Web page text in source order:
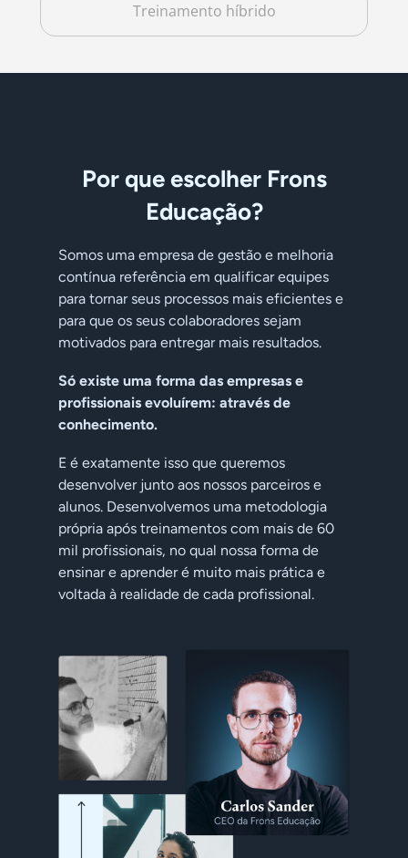
Treinamento híbrido
Por que escolher Frons
Educação?
Somos uma empresa de gestão e melhoria
contínua referência em qualificar equipes
para tornar seus processos mais eficientes e
para que os seus colaboradores sejam
motivados para entregar mais resultados.
Só existe uma forma das empresas e
profissionais evoluírem: através de
conhecimento.
E é exatamente isso que queremos
desenvolver junto aos nossos parceiros e
alunos. Desenvolvemos uma metodologia
própria após treinamentos com mais de 60
mil profissionais, no qual nossa forma de
ensinar e aprender é muito mais prática e
voltada à realidade de cada profissional.